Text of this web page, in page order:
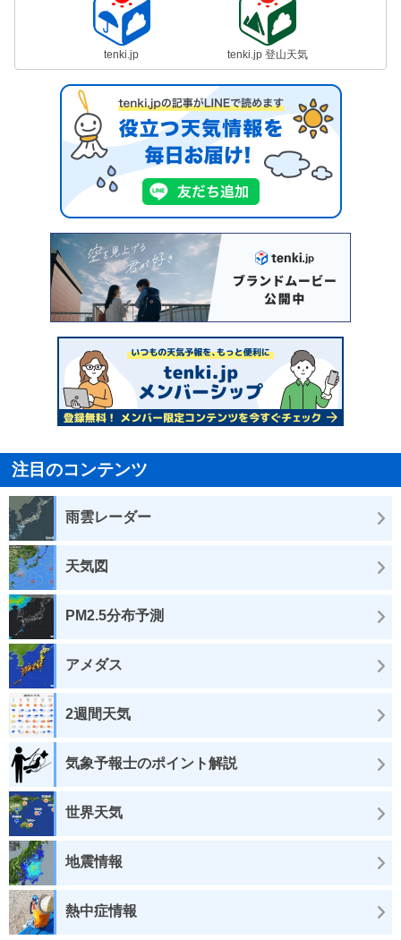
tenki.jp tenki.jp 登山天気
注目のコンテンツ
雨雲レーダー
天気図
PM2.5分布予測
アメダス
2週間天気
気象予報士のポイント解説
世界天気
地震情報
熱中症情報